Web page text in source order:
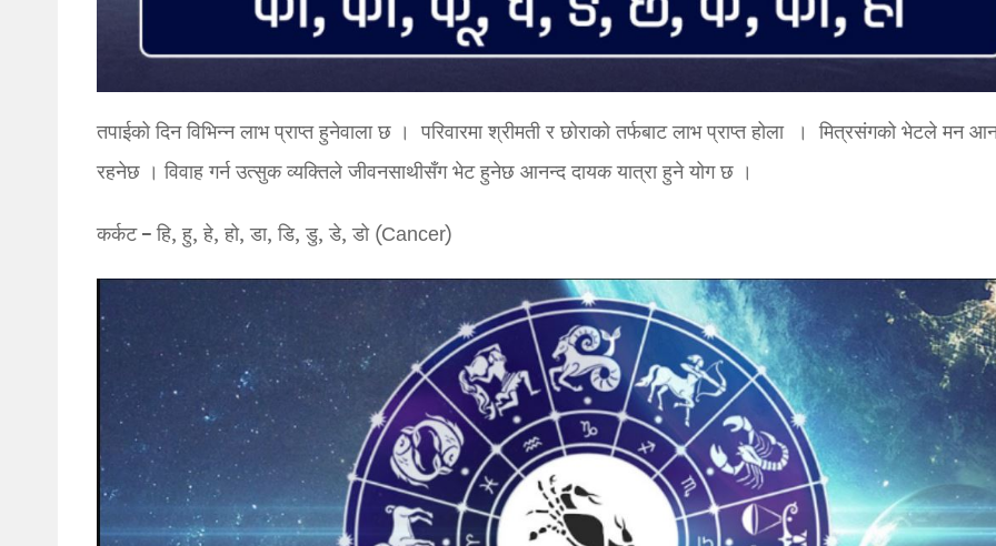
तपाईको दिन विभिन्न लाभ प्राप्त हुनेवाला छ । परिवारमा श्रीमती र छोराको तर्फबाट लाभ प्राप्त होला । मित्रसंगको भेटले मन
रहनेछ । विवाह गर्न उत्सुक व्यक्तिले जीवनसाथीसँग भेट हुनेछ आनन्द दायक यात्रा हुने योग छ ।
कर्कट – हि, हु, हे, हो, डा, डि, डु, डे, डो (Cancer)